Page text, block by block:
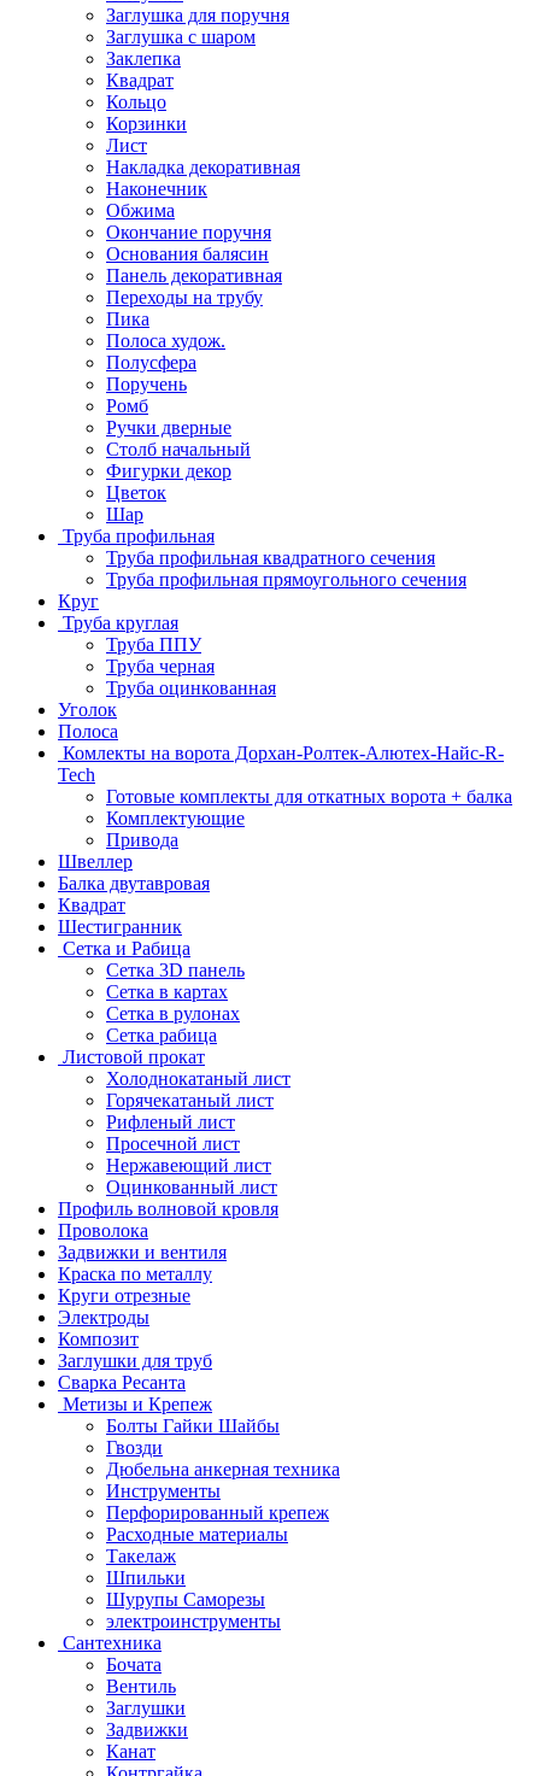
Заглушка для поручня
Заглушка с шаром
Заклепка
Квадрат
Кольцо
Корзинки
Лист
Накладка декоративная
Наконечник
Обжима
Окончание поручня
Основания балясин
Панель декоративная
Переходы на трубу
Пика
Полоса худож.
Полусфера
Поручень
Ромб
Ручки дверные
Столб начальный
Фигурки декор
Цветок
Шар
Труба профильная
Труба профильная квадратного сечения
Труба профильная прямоугольного сечения
Круг
Труба круглая
Труба ППУ
Труба черная
Труба оцинкованная
Уголок
Полоса
Комлекты на ворота Дорхан-Ролтек-Алютех-Найс-R-
Tech
Готовые комплекты для откатных ворота + балка
Комплектующие
Привода
Швеллер
Балка двутавровая
Квадрат
Шестигранник
Сетка и Рабица
Сетка 3D панель
Сетка в картах
Сетка в рулонах
Сетка рабица
Листовой прокат
Холоднокатаный лист
Горячекатаный лист
Рифленый лист
Просечной лист
Нержавеющий лист
Оцинкованный лист
Профиль волновой кровля
Проволока
Задвижки и вентиля
Краска по металлу
Круги отрезные
Электроды
Композит
Заглушки для труб
Сварка Ресанта
Метизы и Крепеж
Болты Гайки Шайбы
Гвозди
Дюбельна анкерная техника
Инструменты
Перфорированный крепеж
Расходные материалы
Такелаж
Шпильки
Шурупы Саморезы
электроинструменты
Сантехника
Бочата
Вентиль
Заглушки
Задвижки
Канат